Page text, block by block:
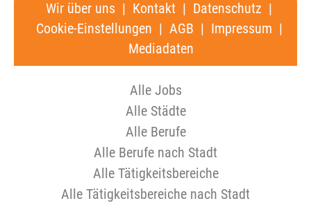
Wir über uns | Kontakt | Datenschutz |
Cookie-Einstellungen | AGB | Impressum |
Mediadaten
Alle Jobs
Alle Städte
Alle Berufe
Alle Berufe nach Stadt
Alle Tätigkeitsbereiche
Alle Tätigkeitsbereiche nach Stadt